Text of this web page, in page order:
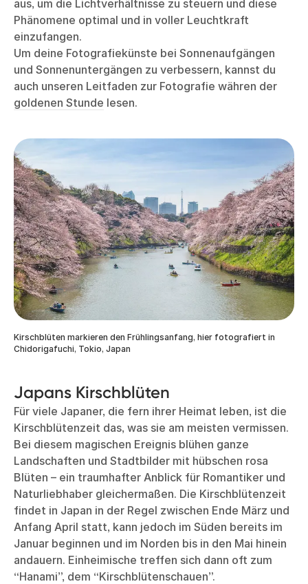
aus, um die Lichtverhältnisse zu steuern und diese
Phänomene optimal und in voller Leuchtkraft
einzufangen.
Um deine Fotografiekünste bei Sonnenaufgängen
und Sonnenuntergängen zu verbessern, kannst du
auch unseren Leitfaden zur Fotografie währen der
goldenen Stunde lesen.
Kirschblüten markieren den Frühlingsanfang, hier fotografiert in
Chidorigafuchi, Tokio, Japan
Japans Kirschblüten
Für viele Japaner, die fern ihrer Heimat leben, ist die
Kirschblütenzeit das, was sie am meisten vermissen.
Bei diesem magischen Ereignis blühen ganze
Landschaften und Stadtbilder mit hübschen rosa
Blüten – ein traumhafter Anblick für Romantiker und
Naturliebhaber gleichermaßen. Die Kirschblütenzeit
findet in Japan in der Regel zwischen Ende März und
Anfang April statt, kann jedoch im Süden bereits im
Januar beginnen und im Norden bis in den Mai hinein
andauern. Einheimische treffen sich dann oft zum
“Hanami”, dem “Kirschblütenschauen”.